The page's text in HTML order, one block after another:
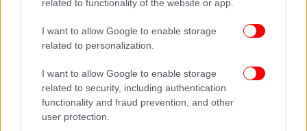
related to functionality of the website or app.
I want to allow Google to enable storage
related to personalization.
I want to allow Google to enable storage
related to security, including authentication
functionality and fraud prevention, and other
user protection.